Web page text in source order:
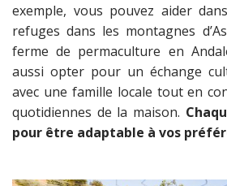
exemple, vous pouvez aider
refuges dans les montagnes
ferme de permaculture en
aussi opter pour un échange
avec une famille locale tout en
quotidiennes de la maison.
pour être adaptable à vos